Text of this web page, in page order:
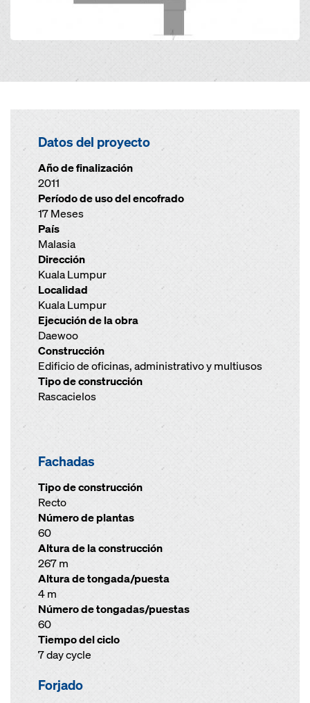
Datos del proyecto
Año de finalización
2011
Período de uso del encofrado
17 Meses
País
Malasia
Dirección
Kuala Lumpur
Localidad
Kuala Lumpur
Ejecución de la obra
Daewoo
Construcción
Edificio de oficinas, administrativo y multiusos
Tipo de construcción
Rascacielos
Fachadas
Tipo de construcción
Recto
Número de plantas
60
Altura de la construcción
267 m
Altura de tongada/puesta
4 m
Número de tongadas/puestas
60
Tiempo del ciclo
7 day cycle
Forjado